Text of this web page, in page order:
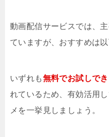
動画配信サービスでは、
ていますが、おすすめは以
いずれも無料でお試しで
れているため、有効活用
メを一挙見しましょう。